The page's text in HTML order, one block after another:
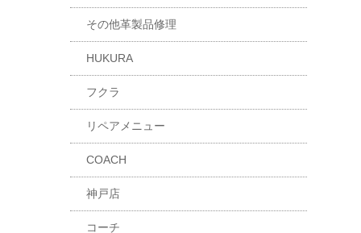
その他革製品修理
HUKURA
フクラ
リペアメニュー
COACH
神戸店
コーチ